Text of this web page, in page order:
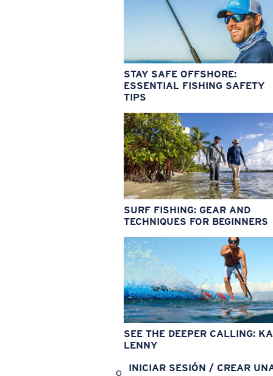
STAY SAFE OFFSHORE:
ESSENTIAL FISHING SAFETY
TIPS
SURF FISHING: GEAR AND
TECHNIQUES FOR BEGINNERS
SEE THE DEEPER CALLING:
LENNY
INICIAR SESIÓN / CREAR